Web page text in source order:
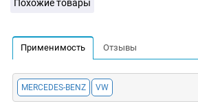
Похожие товары
Применимость Отзывы
MERCEDES-BENZ VW